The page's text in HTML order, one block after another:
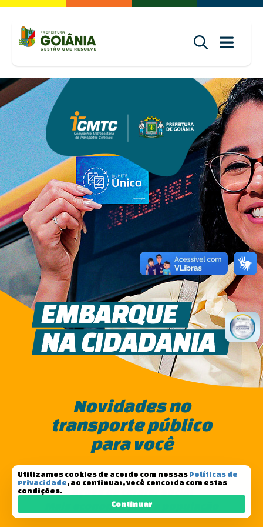
Novidades no
transporte público
para você
Compromisso com as pessoas
Ações de caráter social
Mais economia para a população
Utilizamos cookies de acordo com nossas Políticas de
Privacidade, ao continuar, você concorda com estas
condições.
Continuar